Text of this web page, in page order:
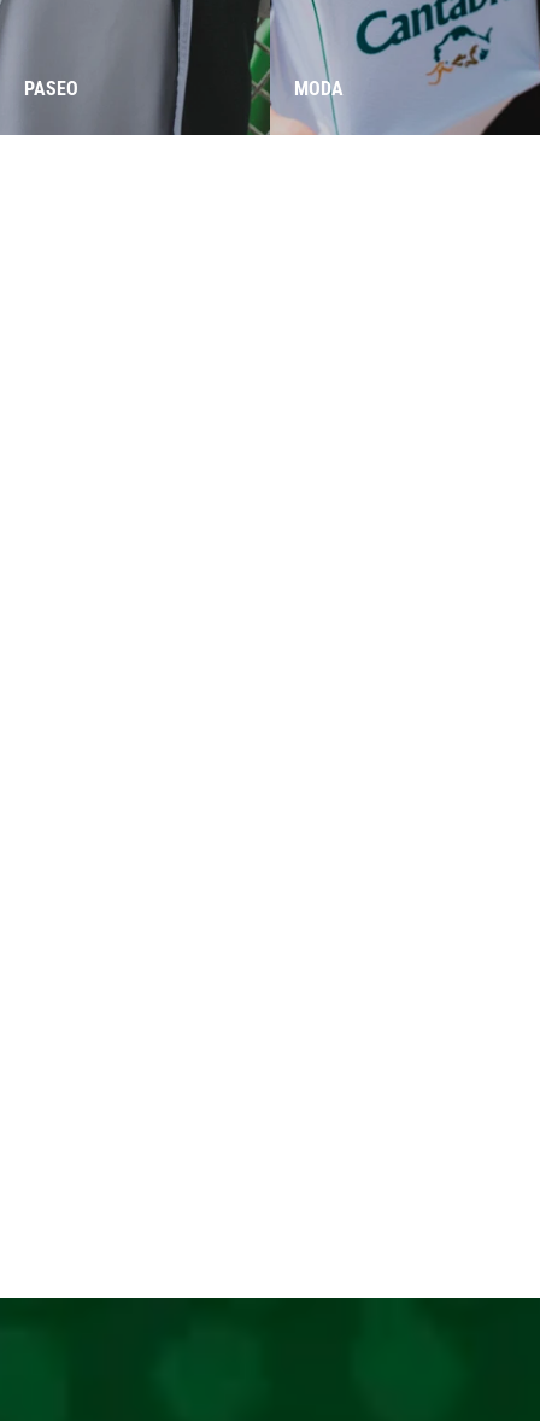
PASEO MODA